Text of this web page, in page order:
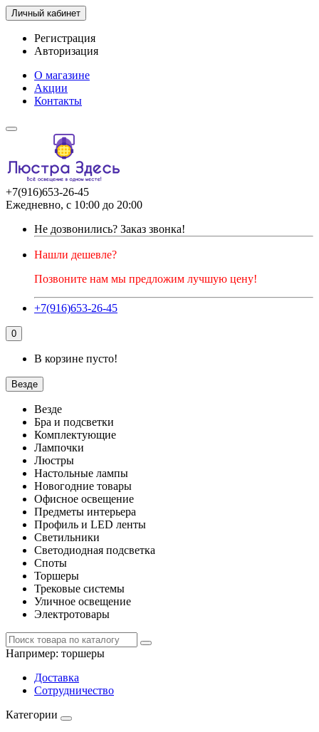
Личный кабинет
Регистрация
Авторизация
О магазине
Акции
Контакты
+7(916)653-26-45
Ежедневно, с 10:00 до 20:00
Не дозвонились? Заказ звонка!
Нашли дешевле?
Позвоните нам мы предложим лучшую цену!
+7(916)653-26-45
0
В корзине пусто!
Везде
Везде
Бра и подсветки
Комплектующие
Лампочки
Люстры
Настольные лампы
Новогодние товары
Офисное освещение
Предметы интерьера
Профиль и LED ленты
Светильники
Светодиодная подсветка
Споты
Торшеры
Трековые системы
Уличное освещение
Электротовары
Например: торшеры
Доставка
Сотрудничество
Категории